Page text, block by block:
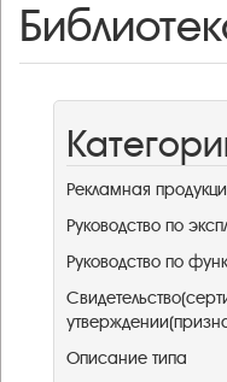
Рекламная
Руководство по
Руководство по
Описание типа